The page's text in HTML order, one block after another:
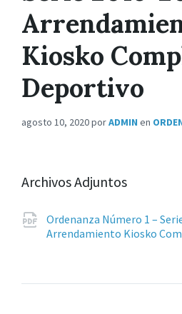
Kiosko
Deportivo
agosto 10, 2020porADMIN en
Archivos Adjuntos
Ordenanza Número 1 –
Arrendamiento Kiosko